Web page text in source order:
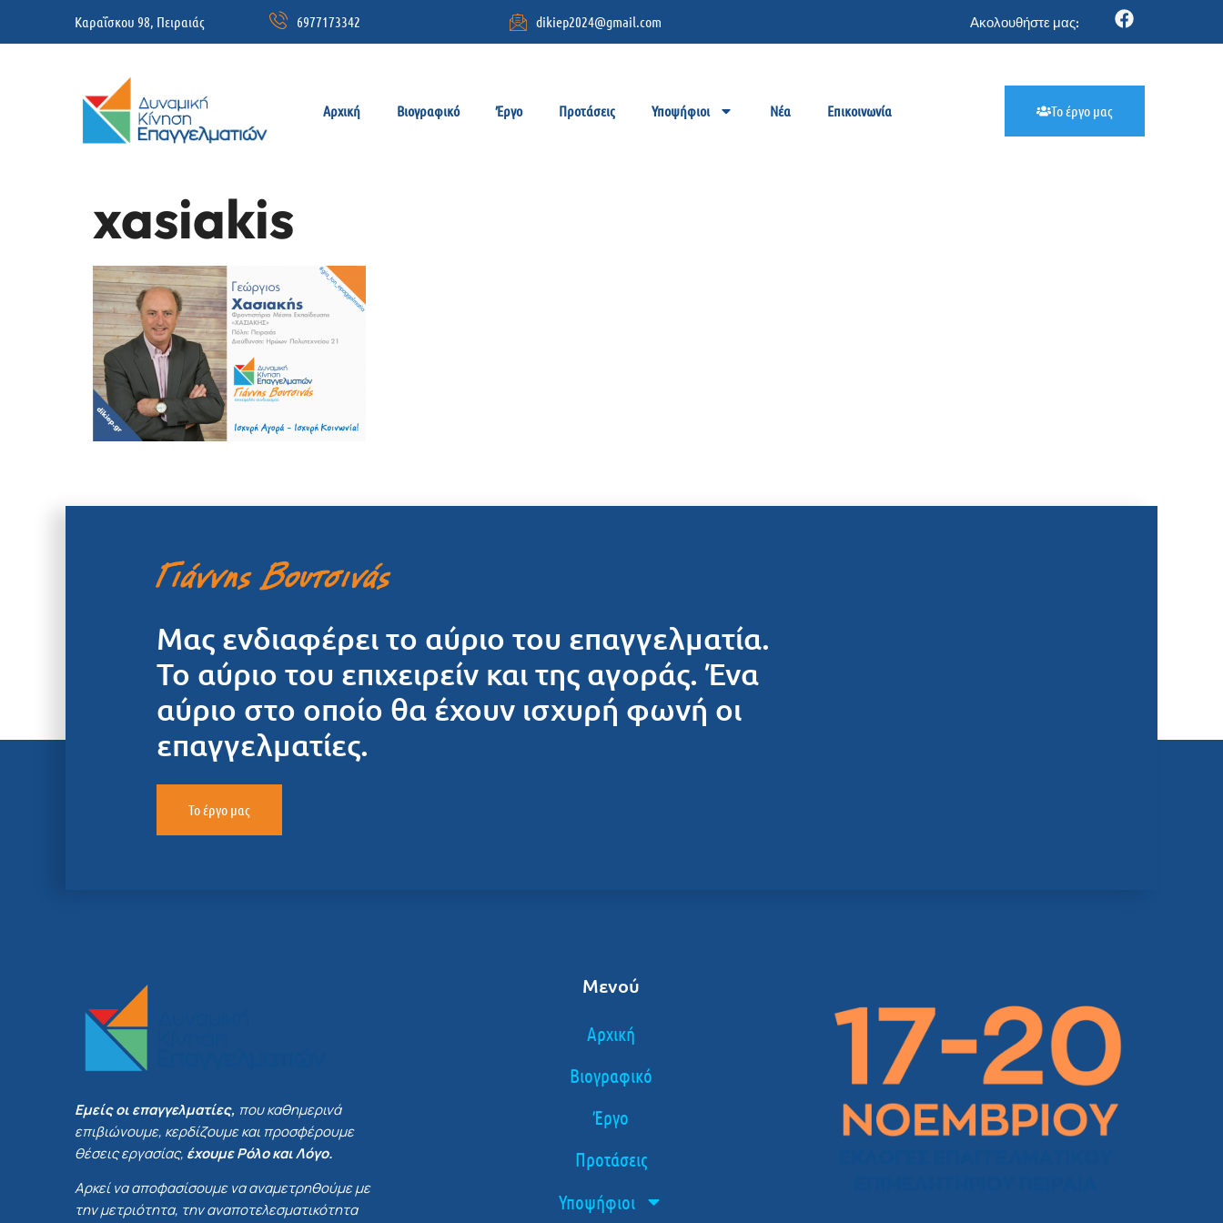
Καραΐσκου 98, Πειραιάς 6977173342 dikiep2024@gmail.com Ακολουθήστε μας:
Αρχική Βιογραφικό Έργο Προτάσεις Υποψήφιοι Νέα Επικοινωνία Το έργο μας
xasiakis
Μας ενδιαφέρει το αύριο του επαγγελματία.
Το αύριο του επιχειρείν και της αγοράς. Ένα
αύριο στο οποίο θα έχουν ισχυρή φωνή οι
επαγγελματίες.
Το έργο μας
Εμείς οι επαγγελματίες, που καθημερινά
επιβιώνουμε, κερδίζουμε και προσφέρουμε
θέσεις εργασίας, έχουμε Ρόλο και Λόγο.
Αρκεί να αποφασίσουμε να αναμετρηθούμε με
την μετριότητα, την αναποτελεσματικότητα
Μενού
Αρχική
Βιογραφικό
Έργο
Προτάσεις
Υποψήφιοι